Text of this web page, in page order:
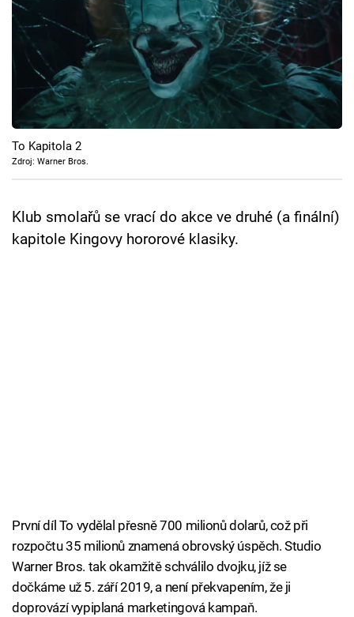
Hry
Cool Esport
Pořady
TV Program
Přihlášení
To Kapitola 2
Zdroj: Warner Bros.
Klub smolařů se vrací do akce ve druhé (a finální)
kapitole Kingovy hororové klasiky.
První díl To vydělal přesně 700 milionů dolarů, což při
rozpočtu 35 milionů znamená obrovský úspěch. Studio
Warner Bros. tak okamžitě schválilo dvojku, jíž se
dočkáme už 5. září 2019, a není překvapením, že ji
doprovází vypiplaná marketingová kampaň.